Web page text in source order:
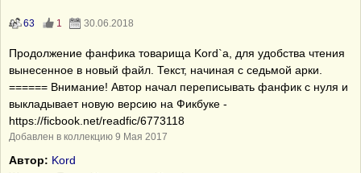
63 1 30.06.2018
Продолжение фанфика товарища Kord`а, для удобства чтения
вынесенное в новый файл. Текст, начиная с седьмой арки.
====== Внимание! Автор начал переписывать фанфик с нуля и
выкладывает новую версию на Фикбуке -
https://ficbook.net/readfic/6773118
Добавлен в коллекцию 9 Мая 2017
Автор: Kord